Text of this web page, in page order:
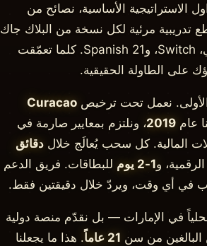
الاستراتيجية الأساسية، نصائح من
تدريبية مرئية لكل نسخة من البلاك جاك
— الكلاسيكي، الأوروبي، Switch، وSpanish 21. كلما تعمّقت
على الطاولة الحقيقية.
الأولى. نعمل تحت ترخيص Curacao
عام 2019، ونلتزم بمعايير صارمة في
المالية. كل سحب يُعالَج خلال دقائق
و1-2 يوم
للبطاقات. فريق الدعم
في أي وقت، ويردّ خلال دقيقتين فقط.
في الإمارات — بل نقدّم منصة دولية
البالغين من سن 21 عاماً
. هذا ما يجعلنا